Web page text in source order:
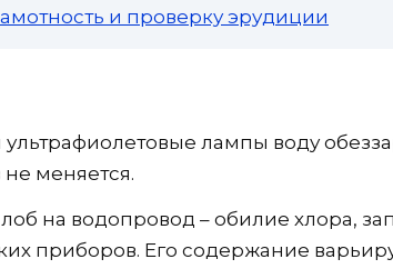
и проверку эрудиции
лампы воду
меняется.
на водопровод – обилие хлора,
приборов. Его содержание